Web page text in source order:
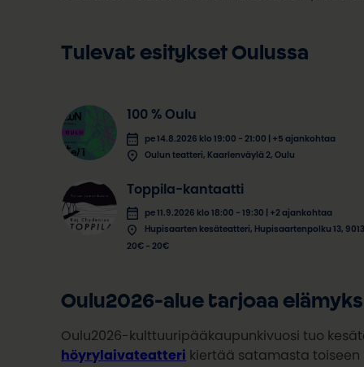
Tulevat esitykset Oulussa
100 % Oulu
pe 14.8.2026 klo 19:00 - 21:00 | +5 ajankohtaa
Oulun teatteri, Kaarlenväylä 2, Oulu
Toppila-kantaatti
pe 11.9.2026 klo 18:00 - 19:30 | +2 ajankohtaa
Hupisaarten kesäteatteri, Hupisaartenpolku 13,
20€ - 20€
Oulu2026-alue tarjoaa
Oulu2026-kulttuuripääkaupunkivuosi tuo
höyrylaivateatteri kiertää satamasta